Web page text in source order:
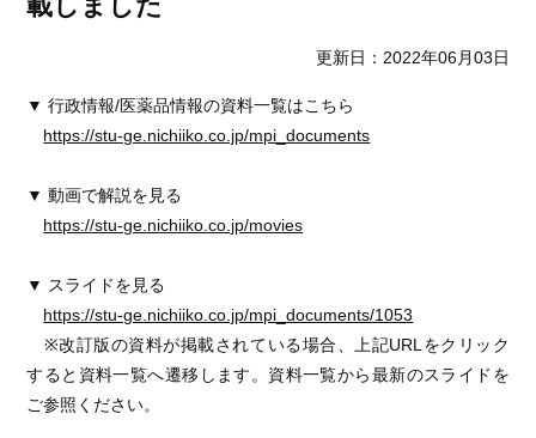
更新日：2022年06月03日
▼ 行政情報/医薬品情報の資料一覧はこちら
https://stu-ge.nichiiko.co.jp/mpi_documents
▼ 動画で解説を見る
https://stu-ge.nichiiko.co.jp/movies
▼ スライドを見る
https://stu-ge.nichiiko.co.jp/mpi_documents/1053
※改訂版の資料が掲載されている場合、上記URLをクリック
すると資料一覧へ遷移します。資料一覧から最新のスライドを
ご参照ください。